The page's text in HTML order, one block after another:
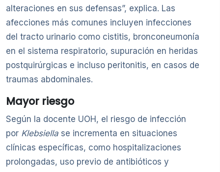
alteraciones en sus defensas”, explica. Las
afecciones más comunes incluyen infecciones
del tracto urinario como cistitis, bronconeumonía
en el sistema respiratorio, supuración en heridas
postquirúrgicas e incluso peritonitis, en casos de
traumas abdominales.
Mayor riesgo
Según la docente UOH, el riesgo de infección
por Klebsiella se incrementa en situaciones
clínicas específicas, como hospitalizaciones
prolongadas, uso previo de antibióticos y